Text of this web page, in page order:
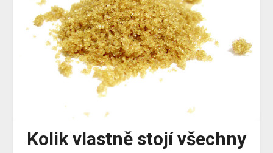
Kolik vlastně stojí všechny